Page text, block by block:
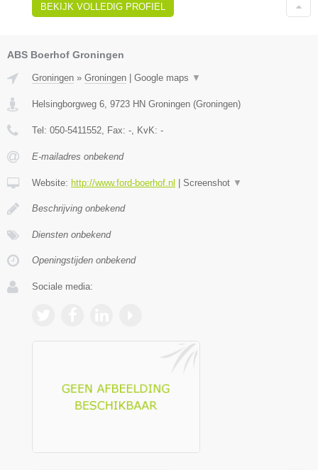
BEKIJK VOLLEDIG PROFIEL
ABS Boerhof Groningen
Groningen » Groningen | Google maps ▼
Helsingborgweg 6 9723 HN Groningen (Groningen)
Tel: 050-5411552 , Fax: - , KvK: -
E-mailadres onbekend
Website: http://www.ford-boerhof.nl | Screenshot ▼
Beschrijving onbekend
Diensten onbekend
Openingstijden onbekend
Sociale media: